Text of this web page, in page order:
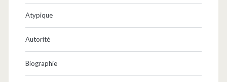
Atypique
Autorité
Biographie